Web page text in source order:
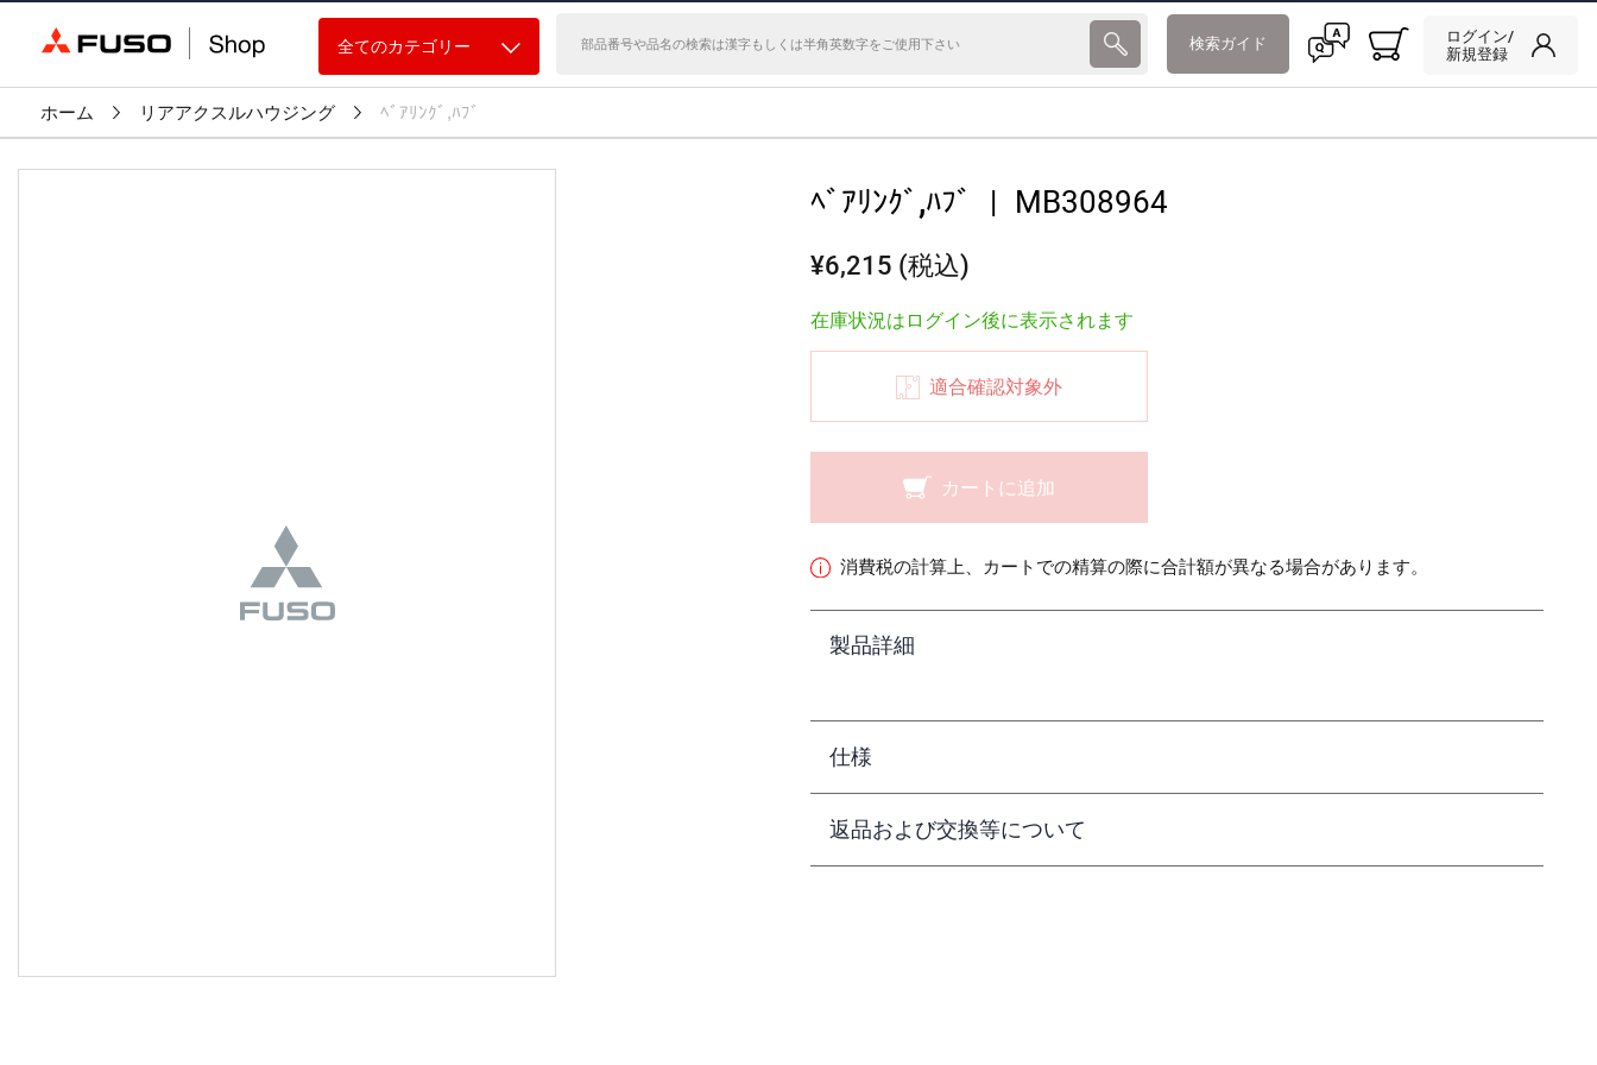
全てのカテゴリー 検索ガイド
ログイン/
新規登録
ホーム リアアクスルハウジング ﾍﾞｱﾘﾝｸﾞ,ﾊﾌﾞ
ﾍﾞｱﾘﾝｸﾞ,ﾊﾌﾞ | MB308964
¥6,215 (税込)
在庫状況はログイン後に表示されます
適合確認対象外
カートに追加
消費税の計算上、カートでの精算の際に合計額が異なる場合があります。
製品詳細
仕様
返品および交換等について